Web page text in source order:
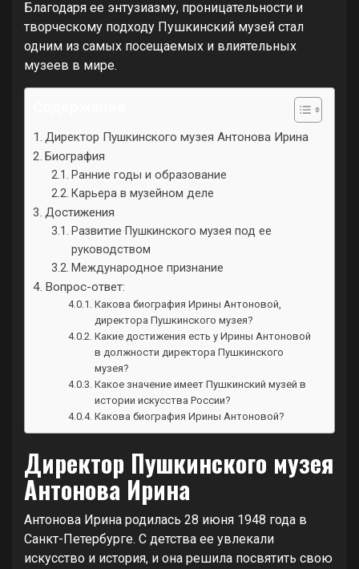
Благодаря ее энтузиазму, проницательности и
творческому подходу Пушкинский музей стал
одним из самых посещаемых и влиятельных
музеев в мире.
Директор Пушкинского музея Антонова Ирина
Биография
Ранние годы и образование
Карьера в музейном деле
Достижения
Развитие Пушкинского музея под ее
руководством
Международное признание
Вопрос-ответ:
Какова биография Ирины Антоновой,
директора Пушкинского музея?
Какие достижения есть у Ирины Антоновой
в должности директора Пушкинского
музея?
Какое значение имеет Пушкинский музей в
истории искусства России?
Какова биография Ирины Антоновой?
Директор Пушкинского музея
Антонова Ирина
Антонова Ирина родилась 28 июня 1948 года в
Санкт-Петербурге. С детства ее увлекали
искусство и история, и она решила посвятить свою